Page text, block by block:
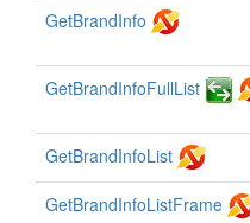
GetBrandInfo
GetBrandInfoFullList
GetBrandInfoList
GetBrandInfoListFrame